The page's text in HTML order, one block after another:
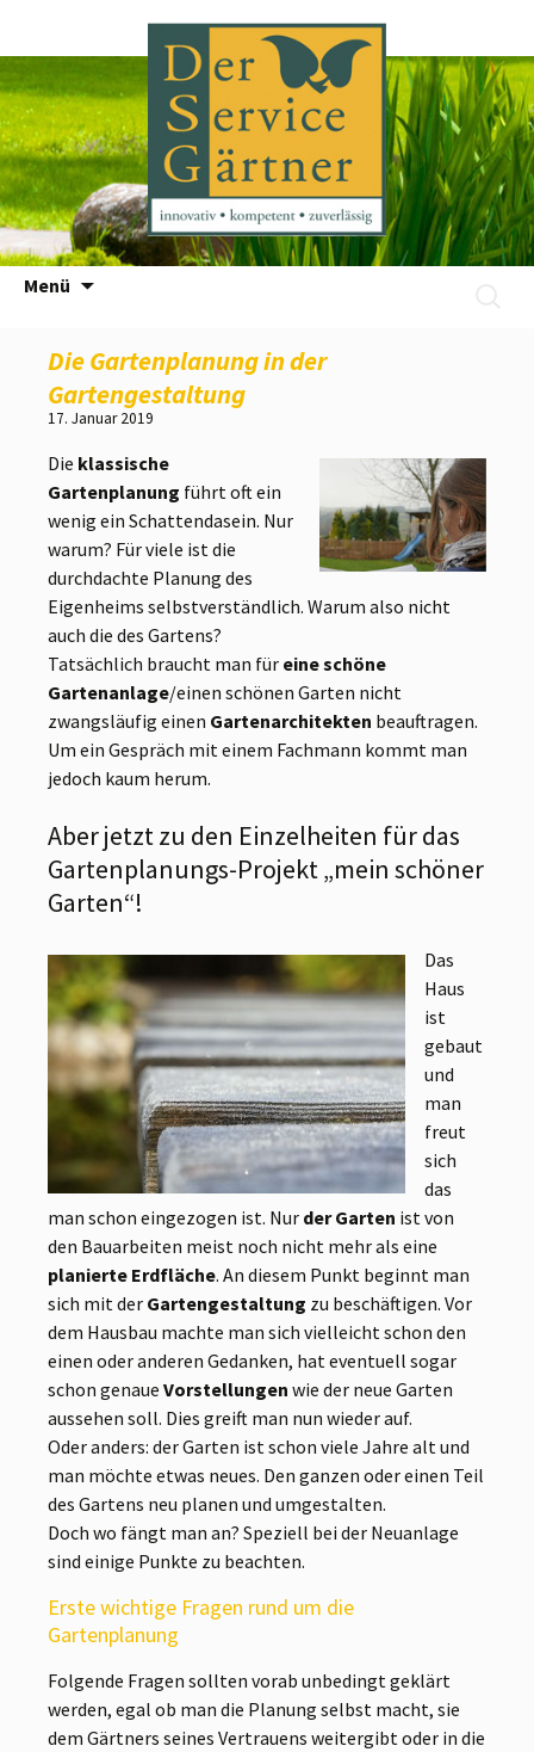
Menü
Zum
Die Gartenplanung in der
Gartengestaltung
17. Januar 2019
Die klassische
Gartenplanung führt oft ein
wenig ein Schattendasein. Nur
warum? Für viele ist die
durchdachte Planung des
Eigenheims selbstverständlich. Warum also nicht
auch die des Gartens?
Tatsächlich braucht man für eine schöne
Gartenanlage/einen schönen Garten nicht
zwangsläufig einen Gartenarchitekten beauftragen.
Um ein Gespräch mit einem Fachmann kommt man
jedoch kaum herum.
Aber jetzt zu den Einzelheiten für das
Gartenplanungs-Projekt „mein schöner
Garten“!
Das
Haus
ist
gebaut
und
man
freut
sich
das
man schon eingezogen ist. Nur der Garten ist von
den Bauarbeiten meist noch nicht mehr als eine
planierte Erdfläche. An diesem Punkt beginnt man
sich mit der Gartengestaltung zu beschäftigen. Vor
dem Hausbau machte man sich vielleicht schon den
einen oder anderen Gedanken, hat eventuell sogar
schon genaue Vorstellungen wie der neue Garten
aussehen soll. Dies greift man nun wieder auf.
Oder anders: der Garten ist schon viele Jahre alt und
man möchte etwas neues. Den ganzen oder einen Teil
des Gartens neu planen und umgestalten.
Doch wo fängt man an? Speziell bei der Neuanlage
sind einige Punkte zu beachten.
Erste wichtige Fragen rund um die
Gartenplanung
Folgende Fragen sollten vorab unbedingt geklärt
werden, egal ob man die Planung selbst macht, sie
dem Gärtners seines Vertrauens weitergibt oder in die